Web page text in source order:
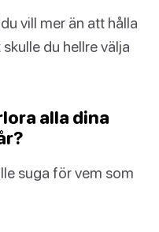
vill mer än att hålla
du hellre välja
alla dina
suga för vem som